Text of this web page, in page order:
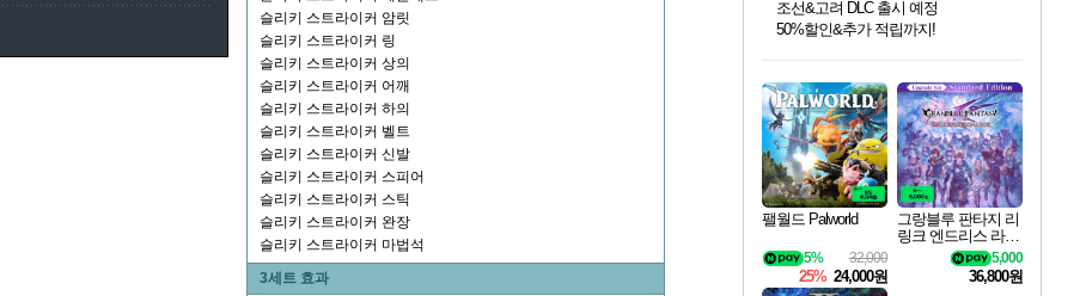
슬리키 스트라이커 암릿
슬리키 스트라이커 링
슬리키 스트라이커 상의
슬리키 스트라이커 어깨
슬리키 스트라이커 하의
슬리키 스트라이커 벨트
슬리키 스트라이커 신발
슬리키 스트라이커 스피어
슬리키 스트라이커 스틱
슬리키 스트라이커 완장
슬리키 스트라이커 마법석
3세트 효과
최대 90% 할인가를 만나보세요!
네이버혜택과 함께 만나보세요!
조선&고려 DLC 출시 예정
50%할인&추가 적립까지!
네이버 포인트 혜택까지!
이니&베니 혜택까지!
네이버 혜택가와 함께 예약하세요!
할인&네이버혜택으로 만나보세요!
네이버페이 혜택과 만나보세요!
40주년 프로모션으로 만나보세요!
할인가에 만나보세요!
일부 에디션 상시 할인!
혜택으로 예약 판매 중
편안하게 충전하세요
팰월드 Palworld
32,000
5%
25% 24,000원
그랑블루 판타지 리
링크 엔드리스 라그
나로크 업그레이드
킷 Granblue Fantasy
Relink Endless Ragn
5,000
36,800원